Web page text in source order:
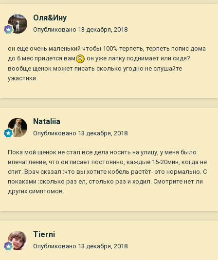
Оля&Ину
Опубликовано 13 декабря, 2018
он еще очень маленький чтобы 100% терпеть, терпеть попис дома
до 6 мес придется вам
он уже лапку поднимает или сидя?
вообще щенок может писать сколько угодно не слушайте
ужастики
Nataliia
Опубликовано 13 декабря, 2018
Пока мой щенок не стал все дела носить на улицу, у меня было
впечатление, что он писает постоянно, каждые 15-20мин, когда не
спит. Врач сказал :что вы хотите кобель растёт- это нормально. С
покаками :сколько раз ел, столько раз и ходил. Смотрите нет ли
других симптомов.
Tierni
Опубликовано 13 декабря, 2018